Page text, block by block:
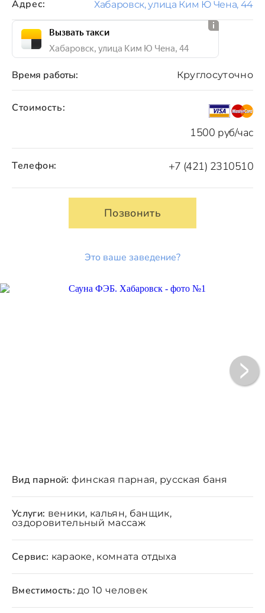
Стоимость:
1500 руб/час
Время работы: Круглосуточно
Телефон: +7 (421) 2310510
Позвонить
Это ваше заведение?
Адрес: Хабаровск, улица Ким Ю Чена, 44
Вызвать такси
Хабаровск, улица Ким Ю Чена, 44
Вид парной: финская парная, русская баня
Услуги: веники, кальян, банщик,
оздоровительный массаж
Сервис: караоке, комната отдыха
Вместимость: до 10 человек